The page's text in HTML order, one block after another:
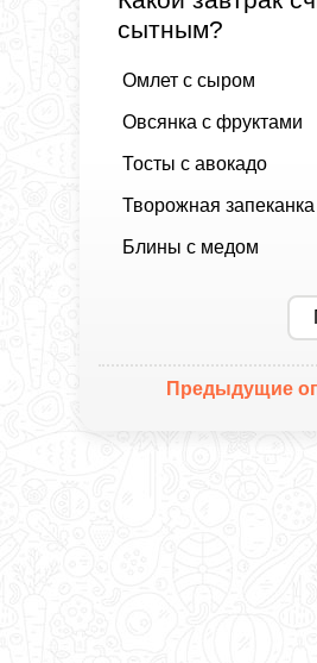
сытным?
Омлет с сыром
Овсянка с фруктами
Тосты с авокадо
Творожная запеканка
Блины с медом
Предыдущие